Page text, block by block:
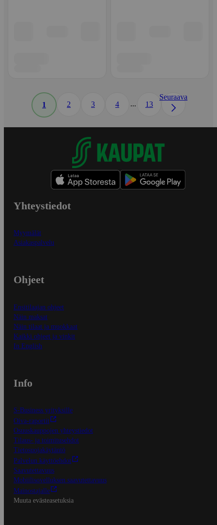
1 2 3 4 ... 13
Seuraava
Yhteystiedot
Myymälät
Asiakaspalvelu
Ohjeet
Ensitilaajan ohjeet
Näin maksat
Näin tilaat ja muokkaat
Kaikki ohjeet ja vinkit
In English
Info
S-Business yrityksille
Oiva-raportit
Osuuskauppojen yhteystiedot
Tilaus- ja toimitusehdot
Tietosuojakäytäntö
Palvelun käyttöehdot
Saavutettavuus
Mobiilisovelluksen saavutettavuus
Mainostajalle
Muuta evästeasetuksia